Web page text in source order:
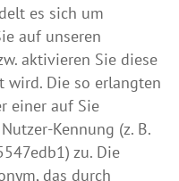
es sich um
auf unseren
aktivieren Sie diese
wird. Die so erlangten
einer auf Sie
Kennung (z. B.
zu. Die
das durch